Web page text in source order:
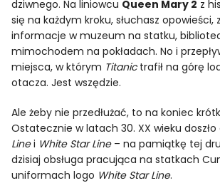
dziwnego. Na liniowcu Queen Mary 2 z
się na każdym kroku, słuchasz opowieści,
informacje w muzeum na statku,
mimochodem na pokładach. No i
miejsca, w którym Titanictrafił na górę
otacza. Jest wszędzie.
Ale żeby nie przedłużać, to na koniec
Ostatecznie w latach 30. XX wieku doszło
Linei White Star Line– na pamiątkę tej
dzisiaj obsługa pracująca na statkach
uniformach logo White Star Line.